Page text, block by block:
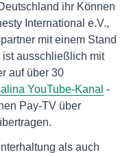
ihr Können
International e.V.,
mit einem Stand
ist ausschließlich mit
auf über 30
YouTube-Kanal -
Pay-TV über
als auch